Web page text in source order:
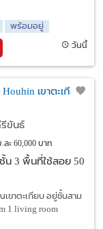
พร้อมอยู่
วันนี้
เขาตะเกียบ
ขันธ์
ละ 60,000 บาท
น 3 พื้นที่ใช้สอย 50
ขาตะเกียบ อยู่ชั้นสาม
1 living room